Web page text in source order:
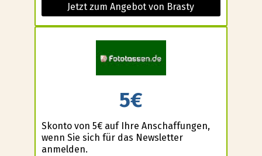
Jetzt zum Angebot von Brasty
5€
Skonto von 5€ auf Ihre Anschaffungen,
wenn Sie sich für das Newsletter
anmelden.